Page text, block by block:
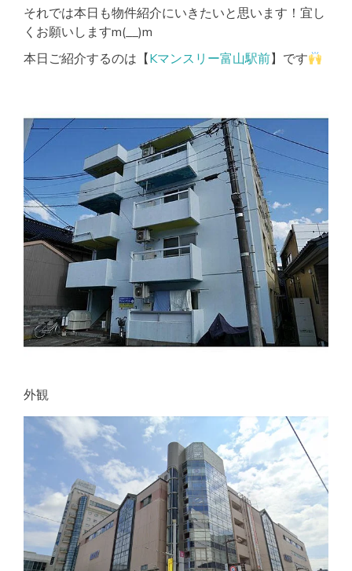
彡
それでは本日も物件紹介にいきたいと思います！宜し
くお願いしますm(__)m
本日ご紹介するのは【Kマンスリー富山駅前】です
外観